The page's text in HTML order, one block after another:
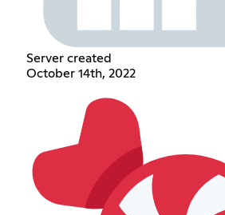
Server created
October 14th, 2022